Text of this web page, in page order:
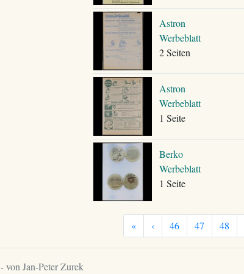
Astron
Werbeblatt
2 Seiten
Astron
Werbeblatt
1 Seite
Berko
Werbeblatt
1 Seite
« ‹ 46 47 48
- von Jan-Peter Zurek